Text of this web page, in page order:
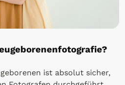
ist absolut sicher,